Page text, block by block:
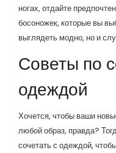
ногах, отдайте
босоножек, которые вы
выглядеть модно, но и
Советы по
одеждой
Хочется, чтобы ваши
любой образ, правда?
сочетать с одеждой,